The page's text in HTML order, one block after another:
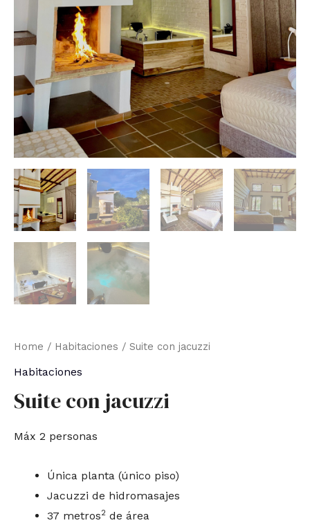
Home / Habitaciones / Suite con jacuzzi
Habitaciones
Suite con jacuzzi
Máx 2 personas
Única planta (único piso)
Jacuzzi de hidromasajes
37 metros2 de área